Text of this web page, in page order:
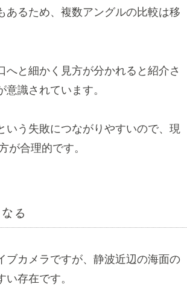
あるため、複数アングルの比較は移
と細かく見方が分かれると紹介さ
意識されています。
いう失敗につながりやすいので、現
が合理的です。
る
ブカメラですが、静波近辺の海面の
存在です。